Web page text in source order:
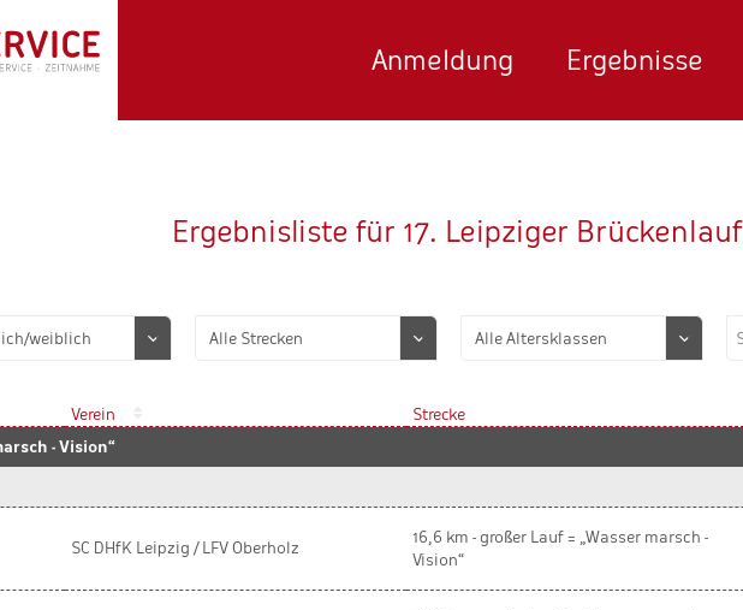
Anmeldung Ergebnisse
Ergebnisliste für 17. Leipziger Brückenlauf
Verein Strecke
- Vision“
SC DHfK Leipzig / LFV Oberholz
16,6 km - großer Lauf = „Wasser marsch -
Vision“